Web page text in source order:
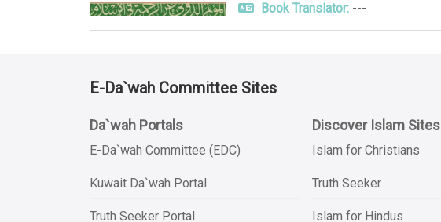
Book Translator: ---
E-Da`wah Committee Sites
Da`wah Portals
E-Da`wah Committee (EDC)
Kuwait Da`wah Portal
Truth Seeker Portal
Discover Islam Sites
Islam for Christians
Truth Seeker
Islam for Hindus